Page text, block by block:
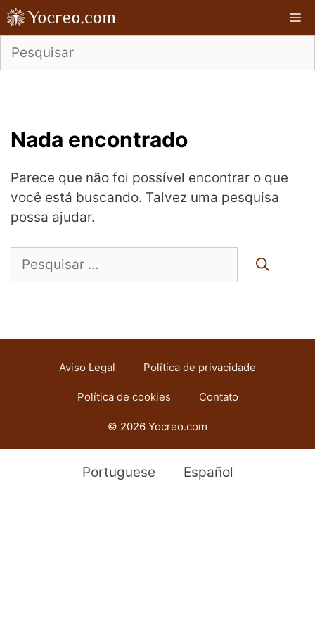
Pular
para
conteúdo
Nada encontrado
Parece que não foi possível encontrar o que
você está buscando. Talvez uma pesquisa
possa ajudar.
Pesquisar
Aviso Legal Política de privacidade
Política de cookies Contato
© 2026 Yocreo.com
Portuguese Español